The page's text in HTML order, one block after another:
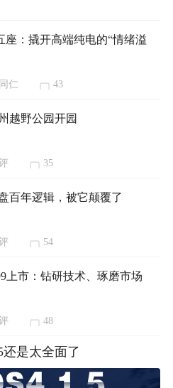
座：撬开高端纯电的“情绪溢
仁 43
越野公园开园
35
百年逻辑，被它颠覆了
54
上市：钻研技术、琢磨市场
48
是太全面了